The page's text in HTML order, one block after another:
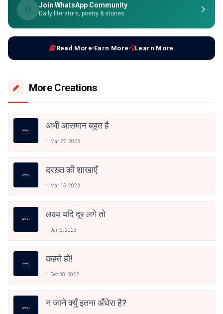
Join WhatsApp Community
Daily literature, poetry & stories
Read More Earn More Learn More
More Creations
अभी आसमान बहुत है
Mar 27, 2023
दरख़्त की शाखाएंँ
Mar 15, 2023
लक्ष्य यदि दूर लगे तो
Jan 6, 2023
कहते हो!
Dec 30, 2022
न जाने क्युँ इतना अंँधेरा है?